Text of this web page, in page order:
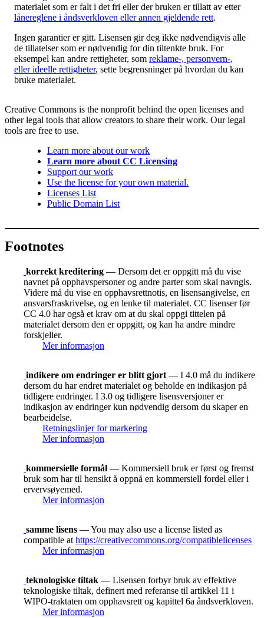
materialet som er falt i det fri eller der bruken er tillatt av etter
lånereglene i åndsverkloven eller annen gjeldende rett.
Ingen garantier er gitt. Lisensen gir deg ikke nødvendigvis alle
de tillatelser som er nødvendig for din tiltenkte bruk. For
eksempel kan andre rettigheter, som reklame-, personvern-,
eller ideelle rettigheter, sette begrensninger på hvordan du kan
bruke materialet.
Creative Commons is the nonprofit behind the open licenses and
other legal tools that allow creators to share their work. Our legal
tools are free to use.
Learn more about our work
Learn more about CC Licensing
Support our work
Use the license for your own material.
Licenses List
Public Domain List
Footnotes
korrekt kreditering — Dersom det er oppgitt må du vise
navnet på opphavspersoner og andre parter som skal navngis.
Videre må du vise en opphavsrettnotis, en lisensangivelse, en
ansvarsfraskrivelse, og en lenke til materialet. CC lisenser før
CC 4.0 har også et krav om at du skal oppgi tittelen på
materialet dersom den er oppgitt, og kan ha andre mindre
forskjeller.
Mer informasjon
indikere om endringer er blitt gjort — I 4.0 må du indikere
dersom du har endret materialet og beholde en indikasjon på
tidligere endringer. I 3.0 og tidligere lisensversjoner er
indikasjon av endringer kun nødvendig dersom du skaper en
bearbeidelse.
Retningslinjer for markering
Mer informasjon
kommersielle formål — Kommersiell bruk er først og fremst
bruk som har til hensikt å oppnå en kommersiell fordel eller i
ervervsøyemed.
Mer informasjon
samme lisens — You may also use a license listed as
compatible at https://creativecommons.org/compatiblelicenses
Mer informasjon
teknologiske tiltak — Lisensen forbyr bruk av effektive
teknologiske tiltak, definert med referanse til artikkel 11 i
WIPO-traktaten om opphavsrett og kapittel 6a åndsverkloven.
Mer informasjon